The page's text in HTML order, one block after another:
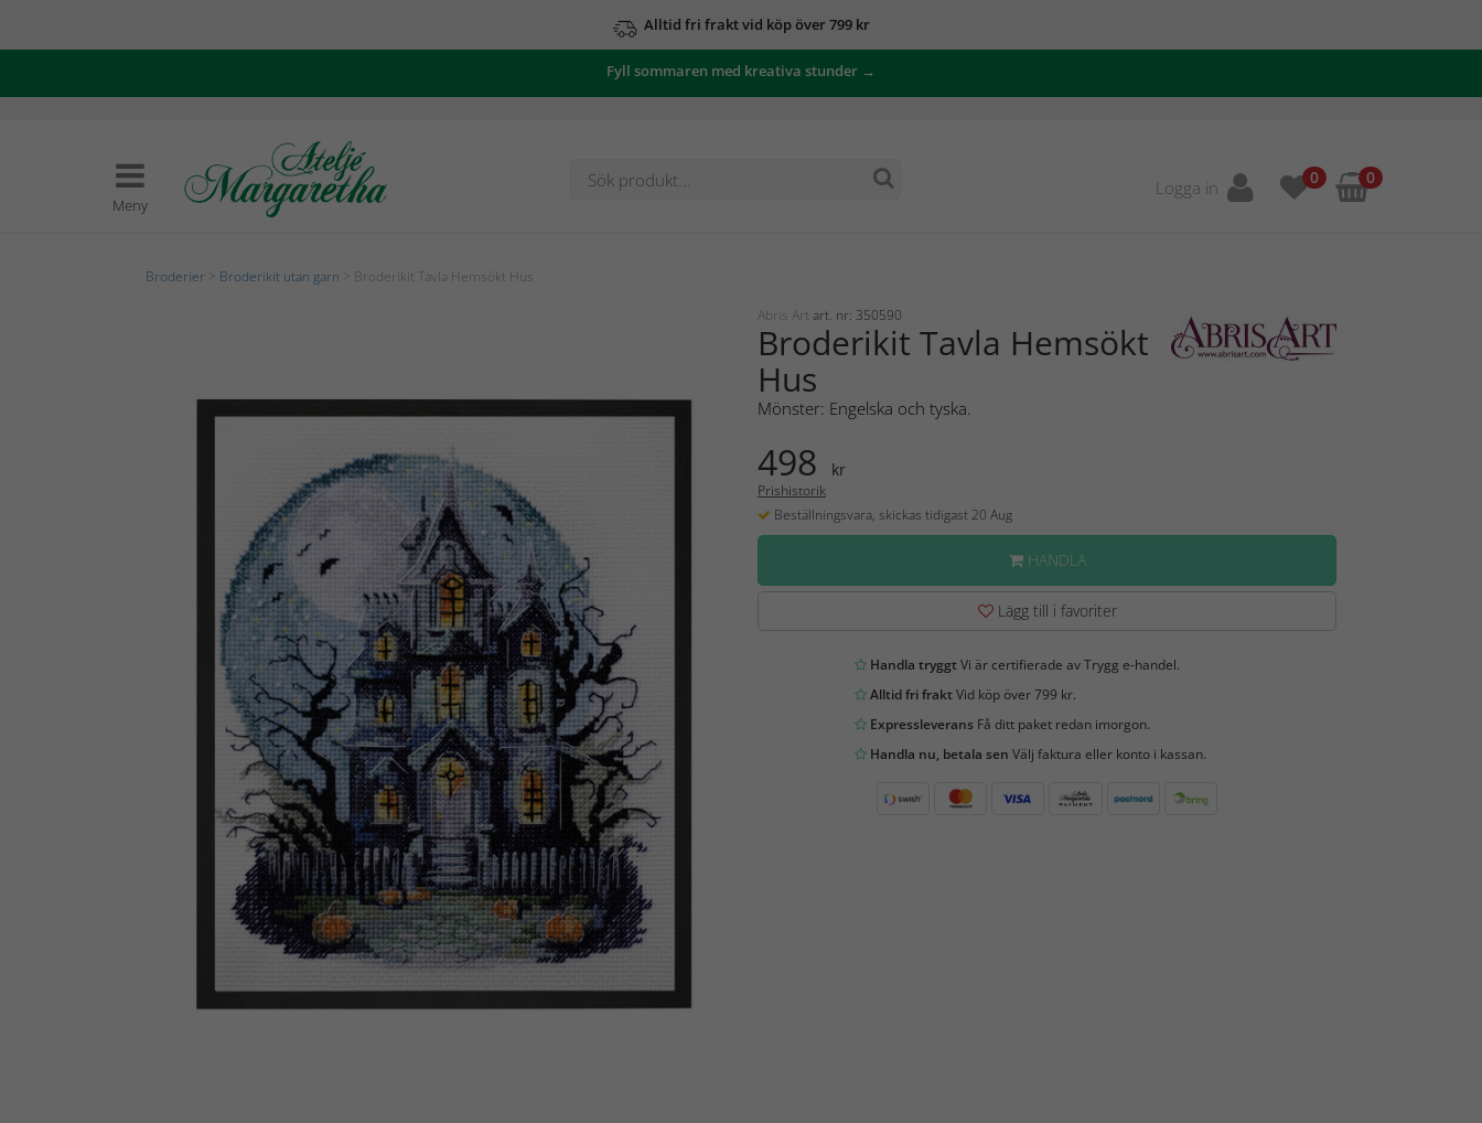
Alltid fri frakt vid köp över 799 kr
Fyll sommaren med kreativa stunder →
Meny
Logga in 0 0
Broderier Broderikit utan garn > Broderikit Tavla Hemsökt Hus
Abris Art art. nr: 350590
Broderikit Tavla Hemsökt
Hus
Mönster: Engelska och tyska.
498 kr
Prishistorik
Beställningsvara, skickas tidigast 20 Aug
HANDLA
Lägg till i favoriter
Handla tryggtVi är certifierade av Trygg e-handel.
Alltid fri fraktVid köp över 799 kr.
ExpressleveransFå ditt paket redan imorgon.
Handla nu, betala sen Välj faktura eller konto i kassan.